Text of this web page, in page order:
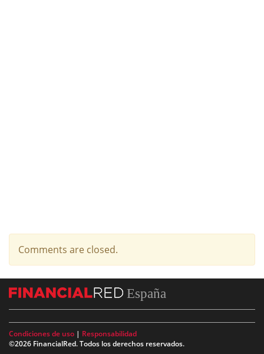
Comments are closed.
España
Condiciones de uso | Responsabilidad
©2026 FinancialRed. Todos los derechos reservados.